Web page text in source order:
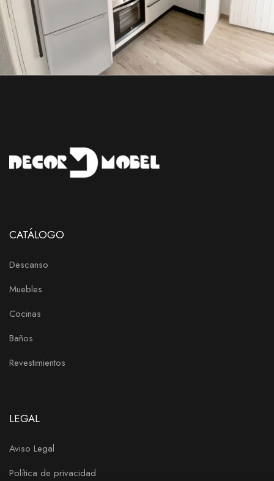
CATÁLOGO
Descanso
Muebles
Cocinas
Baños
Revestimientos
LEGAL
Aviso Legal
Política de privacidad